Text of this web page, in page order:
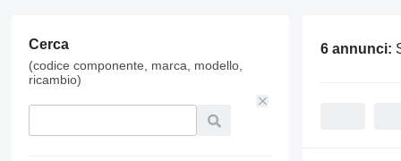
Cerca
(codice componente, marca, modello,
ricambio)
6 annunci: